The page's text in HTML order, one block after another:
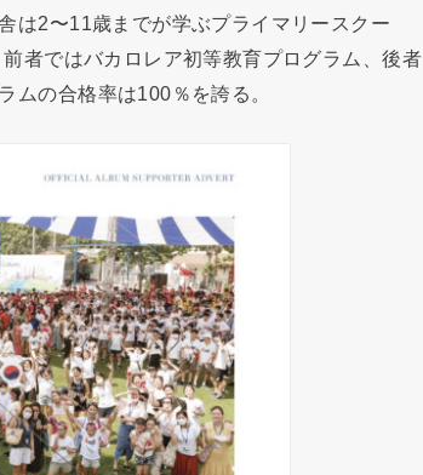
は2〜11歳までが学ぶプライマリースクー
者ではバカロレア初等教育プログラム、後者
ムの合格率は100％を誇る。